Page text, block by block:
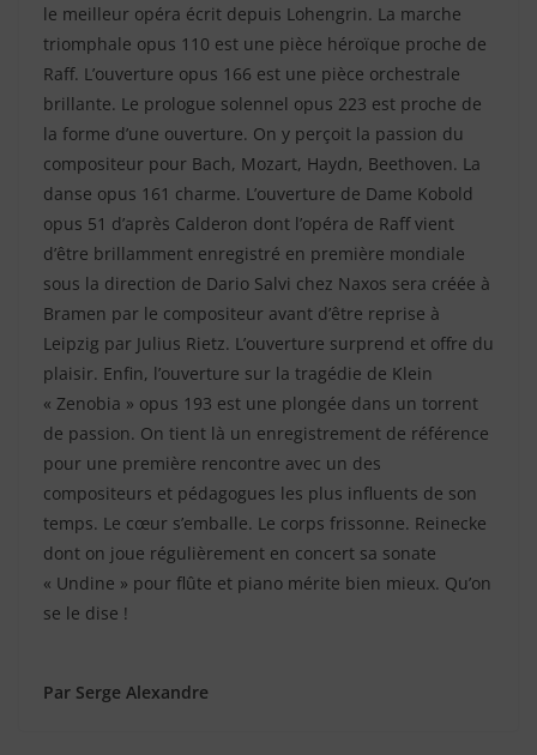
le meilleur opéra écrit depuis Lohengrin. La marche
triomphale opus 110 est une pièce héroïque proche de
Raff. L’ouverture opus 166 est une pièce orchestrale
brillante. Le prologue solennel opus 223 est proche de
la forme d’une ouverture. On y perçoit la passion du
compositeur pour Bach, Mozart, Haydn, Beethoven. La
danse opus 161 charme. L’ouverture de Dame Kobold
opus 51 d’après Calderon dont l’opéra de Raff vient
d’être brillamment enregistré en première mondiale
sous la direction de Dario Salvi chez Naxos sera créée à
Bramen par le compositeur avant d’être reprise à
Leipzig par Julius Rietz. L’ouverture surprend et offre du
plaisir. Enfin, l’ouverture sur la tragédie de Klein
« Zenobia » opus 193 est une plongée dans un torrent
de passion. On tient là un enregistrement de référence
pour une première rencontre avec un des
compositeurs et pédagogues les plus influents de son
temps. Le cœur s’emballe. Le corps frissonne. Reinecke
dont on joue régulièrement en concert sa sonate
« Undine » pour flûte et piano mérite bien mieux. Qu’on
se le dise !
Par Serge Alexandre